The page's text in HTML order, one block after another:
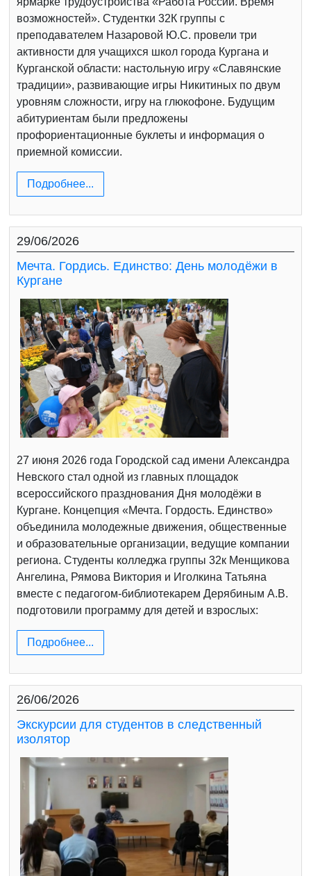
возможностей». Студентки 32К группы с
преподавателем Назаровой Ю.С. провели три
активности для учащихся школ города Кургана и
Курганской области: настольную игру «Славянские
традиции», развивающие игры Никитиных по двум
уровням сложности, игру на глюкофоне. Будущим
абитуриентам были предложены
профориентационные буклеты и информация о
приемной комиссии.
Подробнее...
29/06/2026
Мечта. Гордись. Единство: День молодёжи в
Кургане
27 июня 2026 года Городской сад имени Александра
Невского стал одной из главных площадок
всероссийского празднования Дня молодёжи в
Кургане. Концепция «Мечта. Гордость. Единство»
объединила молодежные движения, общественные
и образовательные организации, ведущие компании
региона. Студенты колледжа группы 32к Менщикова
Ангелина, Рямова Виктория и Иголкина Татьяна
вместе с педагогом-библиотекарем Дерябиным А.В.
подготовили программу для детей и взрослых:
Подробнее...
26/06/2026
Экскурсии для студентов в следственный
изолятор